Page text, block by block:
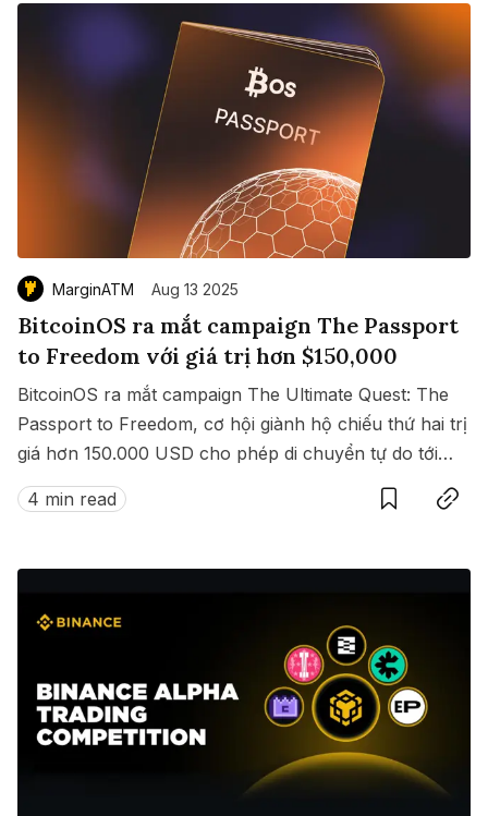
MarginATM Aug 13 2025
BitcoinOS ra mắt campaign The Passport
to Freedom với giá trị hơn $150,000
BitcoinOS ra mắt campaign The Ultimate Quest: The
Passport to Freedom, cơ hội giành hộ chiếu thứ hai trị
giá hơn 150.000 USD cho phép di chuyển tự do tới
hàng loạt quốc gia không cần visa.
4 min read
SaveCopy link